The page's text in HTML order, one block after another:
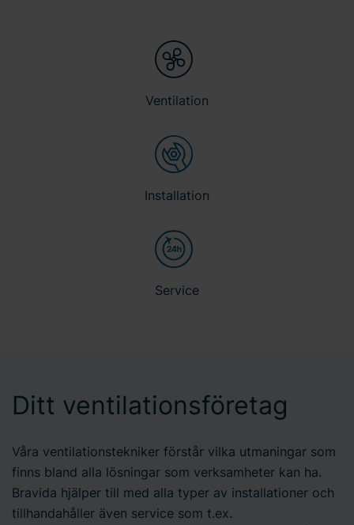
Ventilation
Installation
Service
Ditt ventilationsföretag
Våra ventilationstekniker förstår vilka utmaningar som
finns bland alla lösningar som verksamheter kan ha.
Bravida hjälper till med alla typer av installationer och
tillhandahåller även service som t.ex.